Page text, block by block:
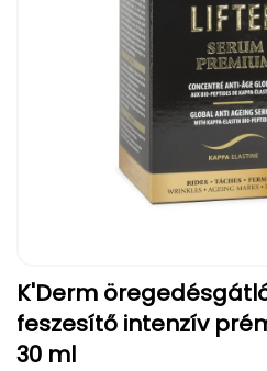
médiafájl
megnyitása
a
párbeszédpanelen
K'Derm
feszesítő intenzív
30 ml